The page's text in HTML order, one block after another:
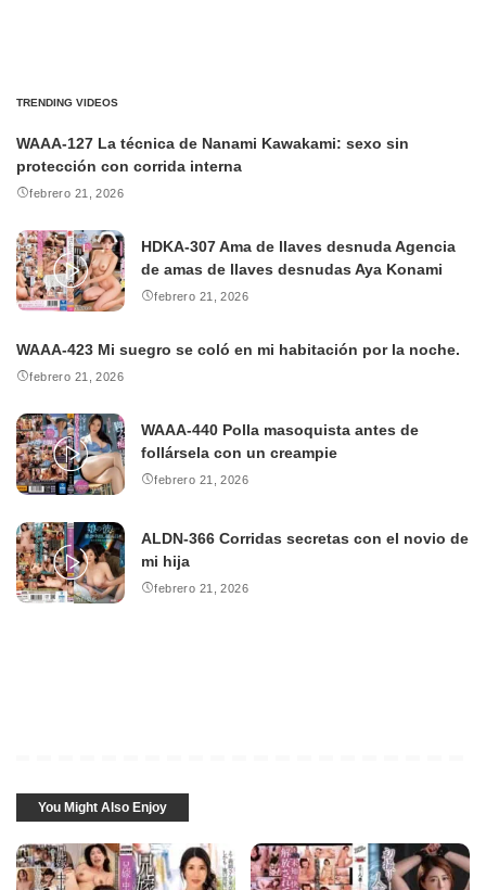
TRENDING VIDEOS
WAAA-127 La técnica de Nanami Kawakami: sexo sin
protección con corrida interna
febrero 21, 2026
HDKA-307 Ama de llaves desnuda Agencia
de amas de llaves desnudas Aya Konami
febrero 21, 2026
WAAA-423 Mi suegro se coló en mi habitación por la noche.
febrero 21, 2026
WAAA-440 Polla masoquista antes de
follársela con un creampie
febrero 21, 2026
ALDN-366 Corridas secretas con el novio de
mi hija
febrero 21, 2026
You Might Also Enjoy